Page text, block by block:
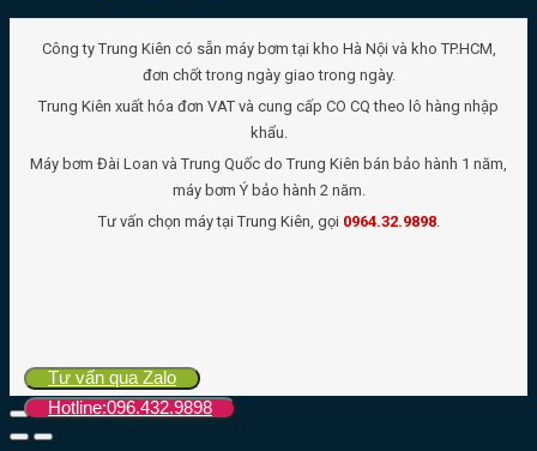
Tư vấn qua Zalo
Hotline:096.432.9898
Công ty Trung Kiên có sẵn máy bơm tại kho Hà Nội và kho TP.HCM,
đơn chốt trong ngày giao trong ngày.
Trung Kiên xuất hóa đơn VAT và cung cấp CO CQ theo lô hàng nhập
khẩu.
Máy bơm Đài Loan và Trung Quốc do Trung Kiên bán bảo hành 1 năm,
máy bơm Ý bảo hành 2 năm.
Tư vấn chọn máy tại Trung Kiên, gọi 0964.32.9898.